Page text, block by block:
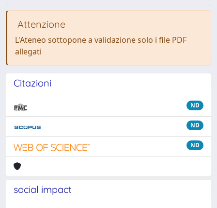
Attenzione
L'Ateneo sottopone a validazione solo i file PDF
allegati
Citazioni
ND
ND
ND
social impact